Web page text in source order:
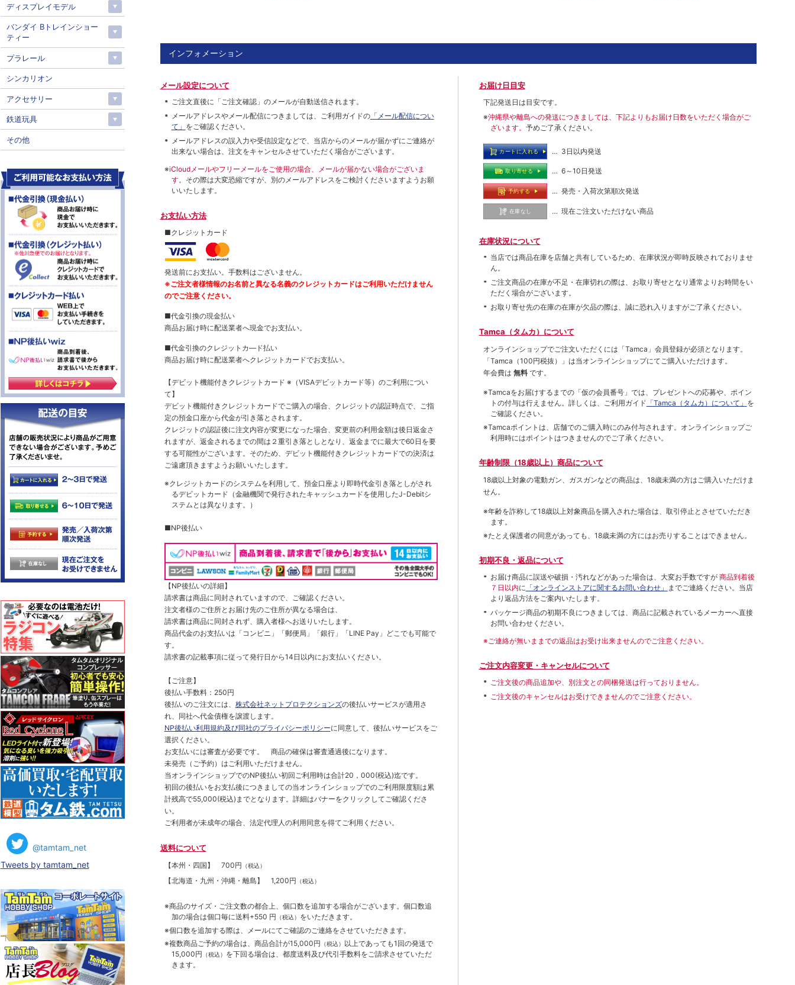
インフォメーション
メール設定について
ご注文直後に「ご注文確認」のメールが自動送信されます。
メールアドレスやメール配信につきましては、ご利用ガイドの「メール配信につい
て」 をご確認ください。
メールアドレスの誤入力や受信設定などで、当店からのメールが届かずにご連絡が
出来ない場合は、注文をキャンセルさせていただく場合がございます。
※iCloudメールやフリーメールをご使用の場合、メールが届かない場合がございま
す。 その際は大変恐縮ですが、別のメールアドレスをご検討くださいますようお願
いいたします。
お支払い方法
■クレジットカード
発送前にお支払い。手数料はございません。
※ご注文者様情報のお名前と異なる名義のクレジットカードはご利用いただけません
のでご注意ください。
■代金引換の現金払い
商品お届け時に配送業者へ現金でお支払い。
■代金引換のクレジットカ―ド払い
商品お届け時に配送業者へクレジットカードでお支払い。
【デビット機能付きクレジットカード ※（VISAデビットカード等） のご利用につい
て】
デビット機能付きクレジットカードでご購入の場合、クレジットの認証時点で、ご指
定の預金口座から代金が引き落とされます。
クレジットの認証後に注文内容が変更になった場合、変更前の利用金額は後日返金さ
れますが、返金されるまでの間は２重引き落としとなり、返金までに最大で60日を要
する可能性がございます。そのため、デビット機能付きクレジットカードでの決済は
ご遠慮頂きますようお願いいたします。
※クレジットカードのシステムを利用して、預金口座より即時代金引き落としがされ
るデビットカード（金融機関で発行されたキャッシュカードを使用したJ-Debitシ
ステムとは異なります。）
■NP後払い
【NP後払いの詳細】
請求書は商品に同封されていますので、ご確認ください。
注文者様のご住所とお届け先のご住所が異なる場合は、
請求書は商品に同封されず、購入者様へお送りいたします。
商品代金のお支払いは「コンビニ」「郵便局」「銀行」「LINE Pay」どこでも可能で
す。
請求書の記載事項に従って発行日から14日以内にお支払いください。
【ご注意】
後払い手数料：250円
後払いのご注文には、 株式会社ネットプロテクションズの後払いサービスが適用さ
れ、同社へ代金債権を譲渡します。
NP後払い利用規約及び同社のプライバシーポリシーに同意して、後払いサービスをご
選択ください。
お支払いには審査が必要です。 商品の確保は審査通過後になります。
未発売（ご予約）はご利用いただけません。
当オンラインショップでのNP後払い初回ご利用時は合計20，000(税込)迄です。
初回の後払いをお支払後につきましての当オンラインショップでのご利用限度額は累
計残高で55,000(税込)までとなります。詳細はバナーをクリックしてご確認くださ
い。
ご利用者が未成年の場合、法定代理人の利用同意を得てご利用ください。
送料について
【本州・四国】 700円 （税込）
【北海道・九州・沖縄・離島】 1,200円 （税込）
※商品のサイズ・ご注文数の都合上、個口数を追加する場合がございます。個口数追
加の場合は個口毎に送料+550 円 （税込） をいただきます。
※個口数を追加する際は、メールにてご確認のご連絡をさせていただきます。
※複数商品ご予約の場合は、商品合計が15,000円 （税込） 以上であっても1回の発送で
15,000円 （税込） を下回る場合は、都度送料及び代引手数料をご請求させていただ
きます。
お届け日目安
下記発送日は目安です。
※沖縄県や離島への発送につきましては、下記よりもお届け日数をいただく場合がご
ざいます。 予めご了承ください。
カートに入れる … 3日以内発送
取り寄せる … 6～10日発送
予約する … 発売・入荷次第順次発送
在庫なし … 現在ご注文いただけない商品
在庫状況について
当店では商品在庫を店舗と共有しているため、在庫状況が即時反映されておりませ
ん。
ご注文商品の在庫が不足・在庫切れの際は、お取り寄せとなり通常よりお時間をい
ただく場合がございます。
お取り寄せ先の在庫の在庫が欠品の際は、誠に恐れ入りますがご了承ください。
Tamca（タムカ）について
オンラインショップでご注⽂いただくには「Tamca」会員登録が必須となります。
「Tamca （100円税抜）
」は当オンラインショップにてご購⼊いただけます。
年会費は 無料 です。
※Tamcaをお届けするまでの「仮の会員番号」では、プレゼントへの応募や、ポイン
トの付与は⾏えません。詳しくは、ご利⽤ガイド 「Tamca（タムカ）について」 を
ご確認ください。
※Tamcaポイントは、店舗でのご購⼊時にのみ付与されます。オンラインショップご
利用時にはポイントはつきませんのでご了承ください。
年齢制限（18歳以上）商品について
18歳以上対象の電動ガン、ガスガンなどの商品は、18歳未満の方はご購入いただけま
せん。
※年齢を詐称して18歳以上対象商品を購入された場合は、取引停止とさせていただき
ます。
※たとえ保護者の同意があっても、18歳未満の方にはお売りすることはできません。
初期不良・返品について
お届け商品に誤送や破損・汚れなどがあった場合は、大変お手数ですが 商品到着後
７日以内に 「オンラインストアに関するお問い合わせ」 までご連絡ください。当店
より返品方法をご案内いたします。
パッケージ商品の初期不良につきましては、商品に記載されているメーカーへ直接
お問い合わせください。
※ご連絡が無いままでの返品はお受け出来ませんのでご注意ください。
ご注文内容変更・キャンセルについて
ご注文後の商品追加や、別注文との同梱発送は行っておりません。
ご注文後のキャンセルはお受けできませんのでご注意ください。
ディスプレイモデル
バンダイ Bトレインショー
ティー
プラレール
シンカリオン
アクセサリー
鉄道玩具
その他
@tamtam_net
Tweets by tamtam_net